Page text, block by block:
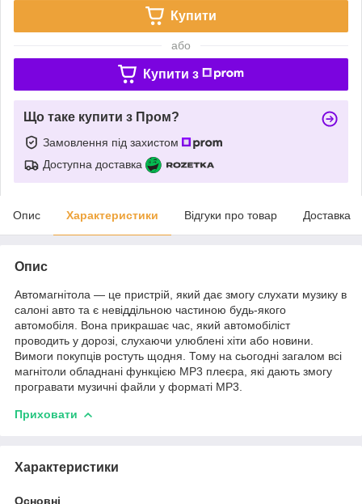
Купити
або
Купити з
Що таке купити з Пром?
Замовлення під захистом
Доступна доставка
Опис Характеристики Відгуки про товар Доставка
Опис
Автомагнітола — це пристрій, який дає змогу слухати музику в
салоні авто та є невіддільною частиною будь-якого
автомобіля. Вона прикрашає час, який автомобіліст
проводить у дорозі, слухаючи улюблені хіти або новини.
Вимоги покупців ростуть щодня. Тому на сьогодні загалом всі
магнітоли обладнані функцією MP3 плеєра, які дають змогу
програвати музичні файли у форматі MP3.
Приховати
Характеристики
Основні